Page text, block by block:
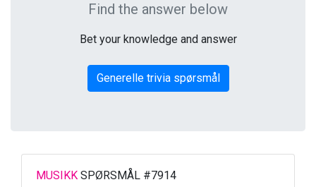
Find the answer below
Bet your knowledge and answer
Generelle trivia spørsmål
MUSIKK SPØRSMÅL #7914